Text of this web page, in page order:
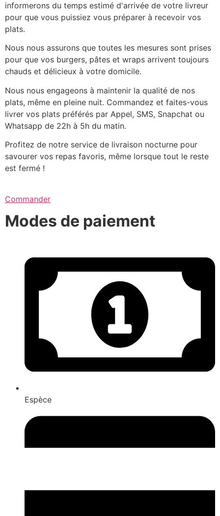
informerons du temps estimé d'arrivée de votre livreur
pour que vous puissiez vous préparer à recevoir vos
plats.
Nous nous assurons que toutes les mesures sont prises
pour que vos burgers, pâtes et wraps arrivent toujours
chauds et délicieux à votre domicile.
Nous nous engageons à maintenir la qualité de nos
plats, même en pleine nuit. Commandez et faites-vous
livrer vos plats préférés par Appel, SMS, Snapchat ou
Whatsapp de 22h à 5h du matin.
Profitez de notre service de livraison nocturne pour
savourer vos repas favoris, même lorsque tout le reste
est fermé !
Commander
Modes de paiement
Espèce